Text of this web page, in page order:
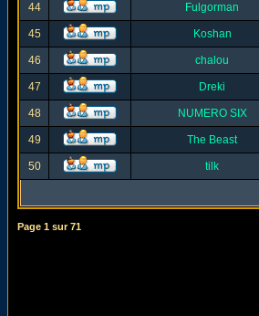
44 Fulgorman
45 Koshan
46 chalou
47 Dreki
48 NUMERO SIX
49 The Beast
50 tilk
Page 1 sur71